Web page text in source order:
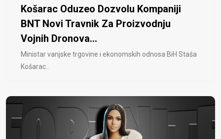
Košarac Oduzeo Dozvolu Kompaniji
BNT Novi Travnik Za Proizvodnju
Vojnih Dronova...
Ministar vanjske trgovine i ekonomskih odnosa BiH Staša
Košarac..